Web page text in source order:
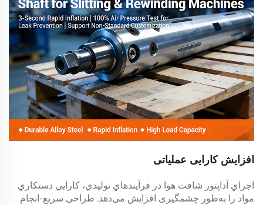
افزایش کارایی عملیاتی
اجراي آداپتور شافت هوا در فرآيندهاي توليدي، كارايي دستكاري
مواد را به‌طور چشمگيری افزایش می‌دهد. طراحی سریع-انجام